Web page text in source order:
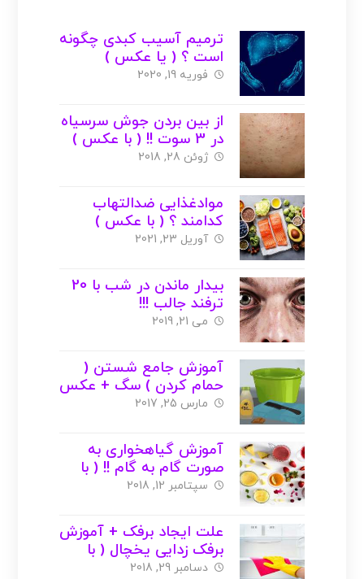
ترمیم آسیب کبدی چگونه
است ؟ ( یا عکس )
فوریه 19, 2020
از بین بردن جوش سرسیاه
در 3 سوت !! ( با عکس )
ژوئن 28, 2018
موادغذایی ضدالتهاب
کدامند ؟ ( با عکس )
آوریل 23, 2021
بیدار ماندن در شب با 20
ترفند جالب !!!
می 21, 2019
آموزش جامع شستن (
حمام کردن ) سگ + عکس
+ ویدیو
مارس 25, 2017
آموزش گیاهخواری به
صورت گام به گام !! ( با
عکس )
سپتامبر 12, 2018
علت ایجاد برفک + آموزش
برفک زدایی یخچال ( با
عکس )
دسامبر 29, 2018